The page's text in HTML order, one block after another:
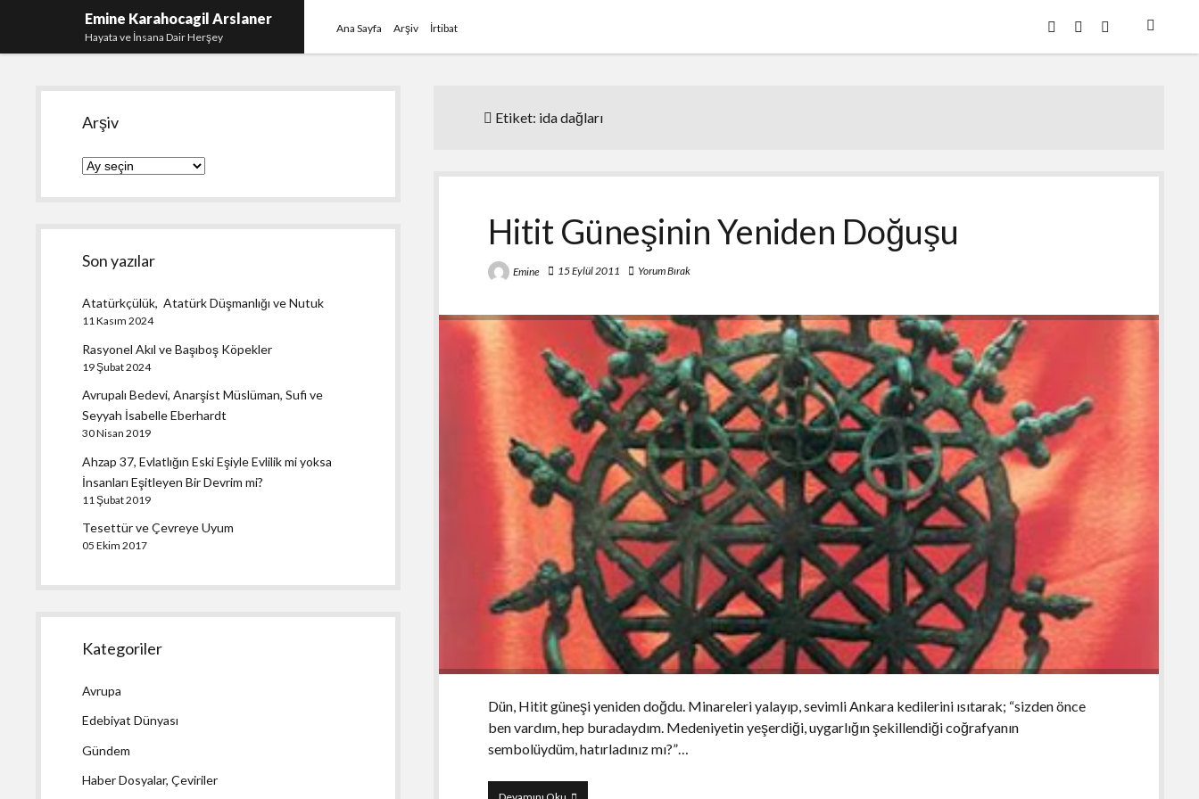
Emine Karahocagil Arslaner
Hayata ve İnsana Dair Herşey
Ana Sayfa Arşiv İrtibat twitteryoutubeeposta
Etiket: ida dağları
Hitit Güneşinin Yeniden Doğuşu
Emine 15 Eylül 2011 Yorum Bırak
Dün, Hitit güneşi yeniden doğdu. Minareleri yalayıp, sevimli Ankara kedilerini ısıtarak; “sizden önce
ben vardım, hep buradaydım. Medeniyetin yeşerdiği, uygarlığın şekillendiği coğrafyanın
sembolüydüm, hatırladınız mı?”…
Hitit
Yan
Menü
Arşiv
Arşiv
Son yazılar
Atatürkçülük, Atatürk Düşmanlığı ve Nutuk
11 Kasım 2024
Rasyonel Akıl ve Başıboş Köpekler
19 Şubat 2024
Avrupalı Bedevi, Anarşist Müslüman, Sufi ve
Seyyah İsabelle Eberhardt
30 Nisan 2019
Ahzap 37, Evlatlığın Eski Eşiyle Evlilik mi yoksa
İnsanları Eşitleyen Bir Devrim mi?
11 Şubat 2019
Tesettür ve Çevreye Uyum
05 Ekim 2017
Kategoriler
Avrupa
Edebiyat Dünyası
Gündem
Haber Dosyalar, Çeviriler